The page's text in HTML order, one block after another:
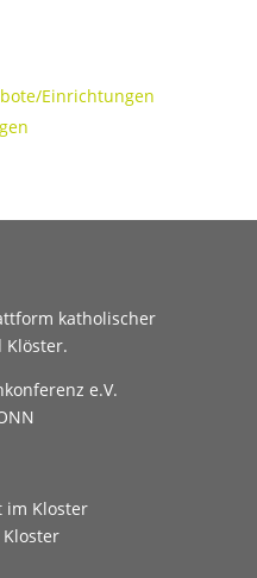
Einrichtungen
katholischer
Klöster.
e.V.